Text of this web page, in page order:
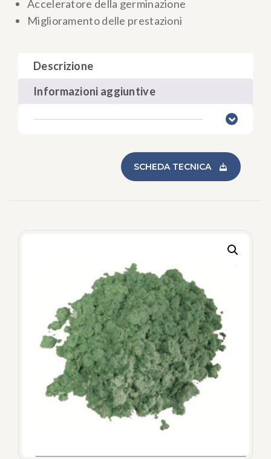
Acceleratore della germinazione
Miglioramento delle prestazioni
Descrizione
Informazioni aggiuntive
SCHEDA TECNICA